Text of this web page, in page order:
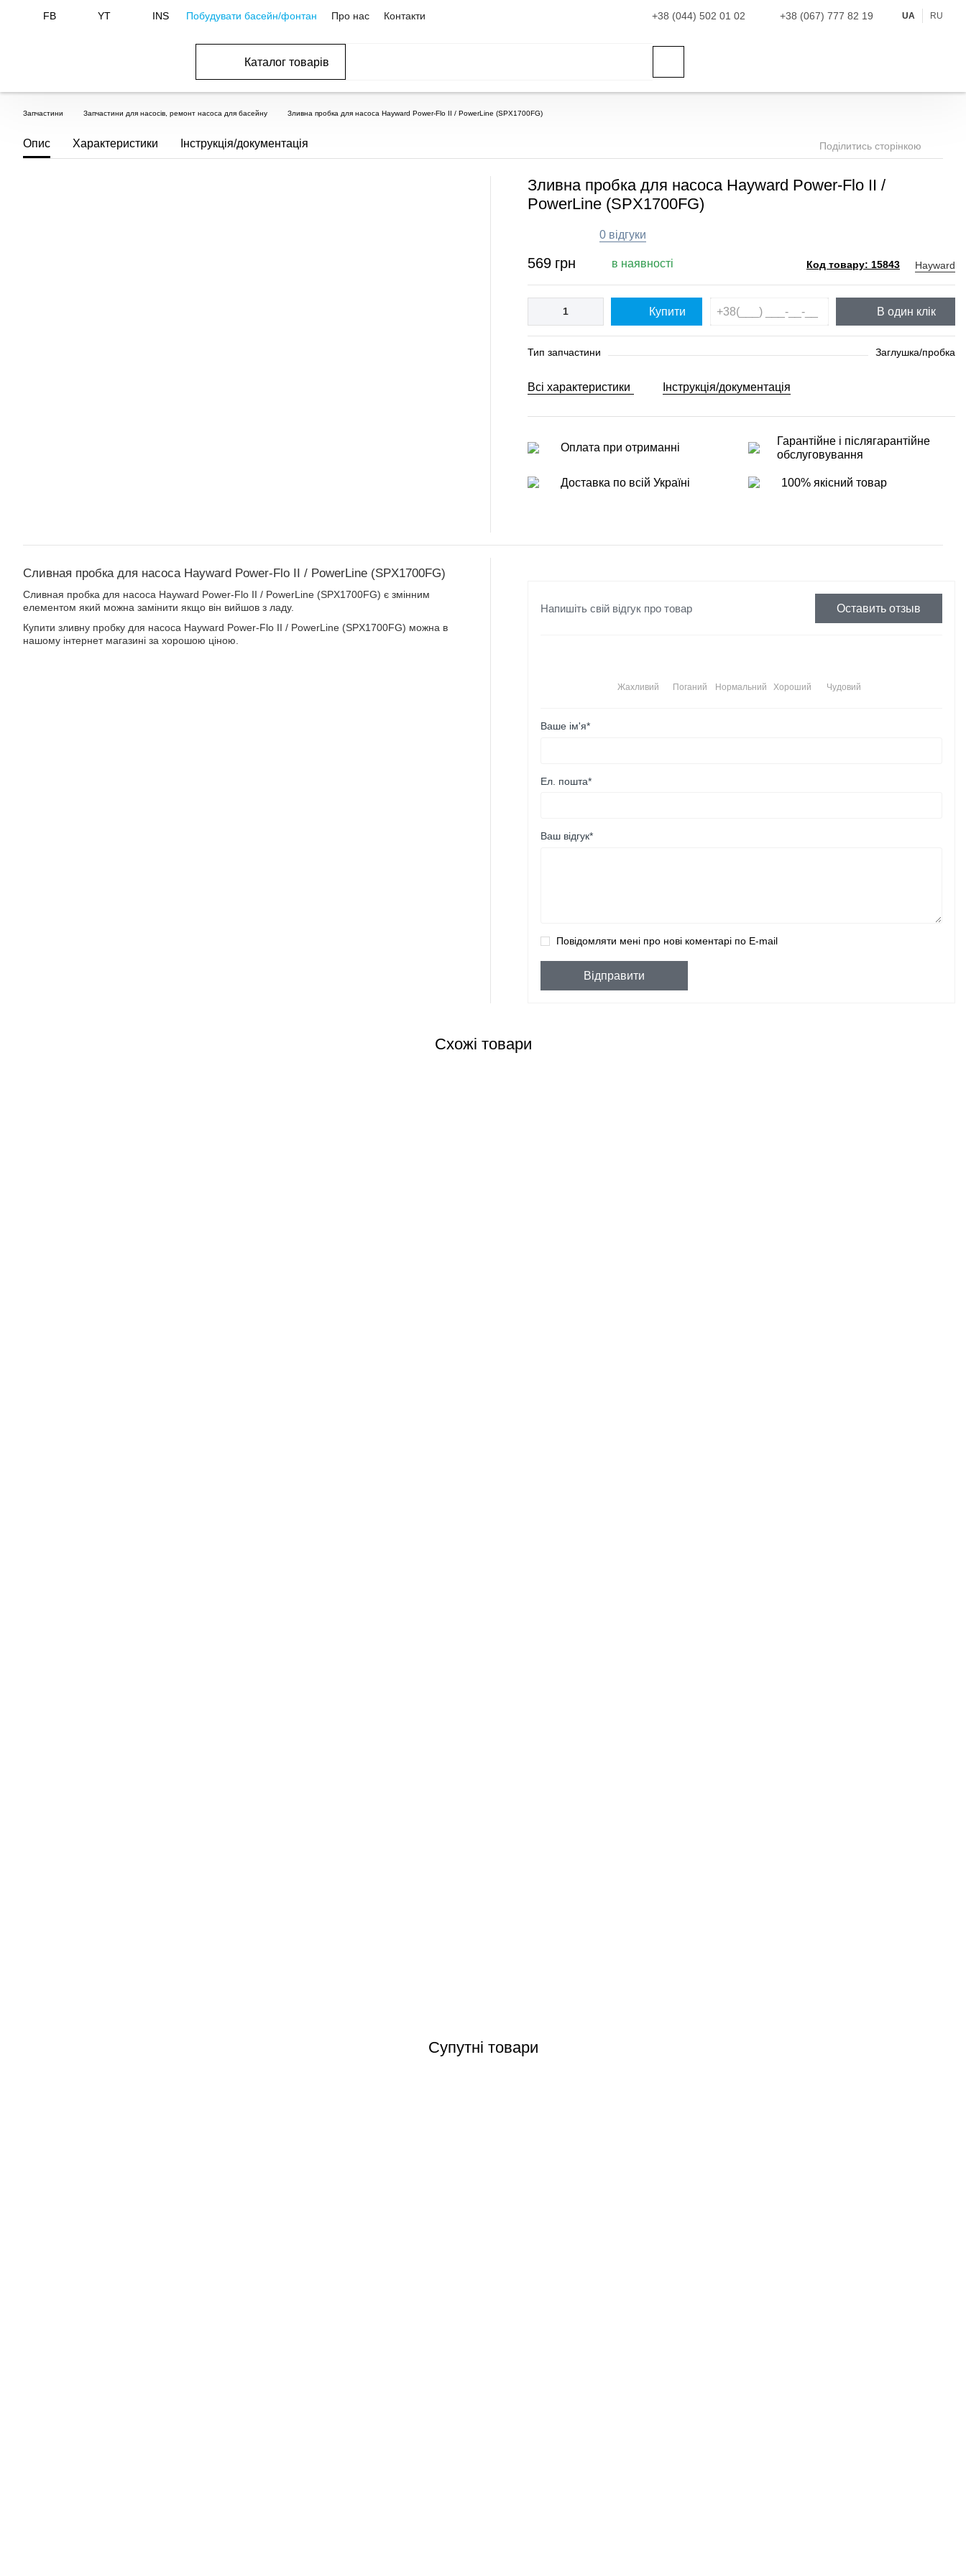
FB YT INS Побудувати басейн/фонтан Про нас Контакти +38 (044) 502 01 02 +38 (067) 777 82 19 UA RU
Каталог товарів
Запчастини Запчастини для насосів, ремонт насоса для басейну Зливна пробка для насоса Hayward Power-Flo II / PowerLine (SPX1700FG)
Опис Характеристики Інструкція/документація Поділитись сторінкою
Зливна пробка для насоса Hayward Power-Flo II /
PowerLine (SPX1700FG)
0 відгуки
569 грн в наявності Код товару: 15843 Hayward
Купити В один клік
Тип запчастини Заглушка/пробка
Всі характеристики Інструкція/документація
Оплата при отриманні
Гарантійне і післягарантійне
обслуговування
Доставка по всій Україні 100% якісний товар
Сливная пробка для насоса Hayward Power-Flo II / PowerLine (SPX1700FG)
Сливная пробка для насоса Hayward Power-Flo II / PowerLine (SPX1700FG) є змінним
елементом який можна замінити якщо він вийшов з ладу.
Купити зливну пробку для насоса Hayward Power-Flo II / PowerLine (SPX1700FG) можна в
нашому інтернет магазині за хорошою ціною.
Напишіть свій відгук про товар Оставить отзыв
Чудовий
Хороший
Нормальний
Поганий
Жахливий
Ваше ім'я*
Ел. пошта*
Ваш відгук*
Повідомляти мені про нові коментарі по E-mail
Відправити
Схожі товари
Супутні товари